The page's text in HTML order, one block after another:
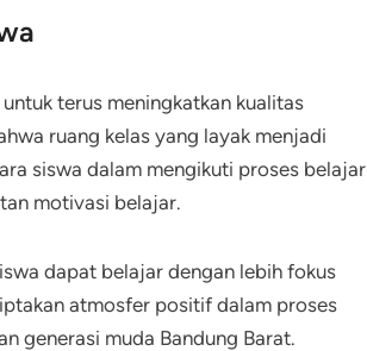
terus meningkatkan kualitas
ruang kelas yang layak menjadi
siswa dalam mengikuti proses belajar
motivasi belajar.
dapat belajar dengan lebih fokus
atmosfer positif dalam proses
generasi muda Bandung Barat.